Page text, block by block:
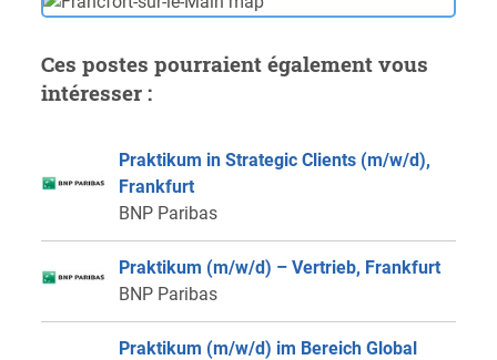
Ces postes pourraient également vous
intéresser :
Praktikum in Strategic Clients (m/w/d),
Frankfurt
BNP Paribas
Praktikum (m/w/d) – Vertrieb, Frankfurt
BNP Paribas
Praktikum (m/w/d) im Bereich Global